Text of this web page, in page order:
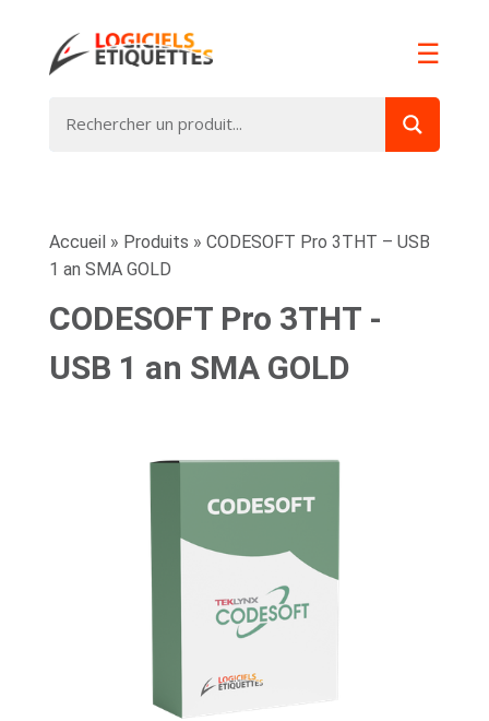
☰
Accueil » Produits » CODESOFT Pro 3THT – USB
1 an SMA GOLD
CODESOFT Pro 3THT -
USB 1 an SMA GOLD